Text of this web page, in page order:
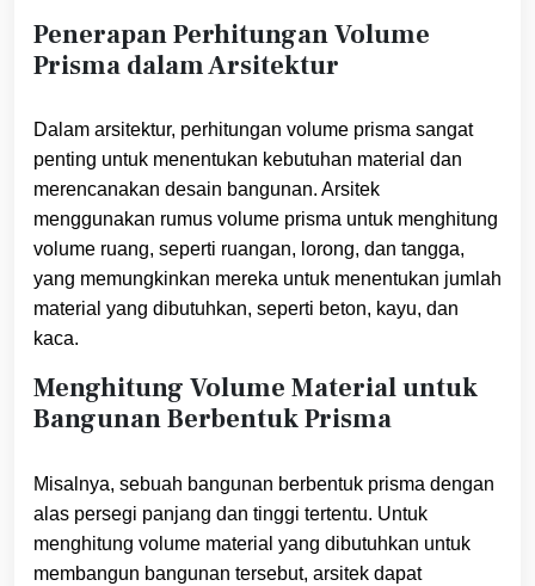
Penerapan Perhitungan Volume
Prisma dalam Arsitektur
Dalam arsitektur, perhitungan volume prisma sangat
penting untuk menentukan kebutuhan material dan
merencanakan desain bangunan. Arsitek
menggunakan rumus volume prisma untuk menghitung
volume ruang, seperti ruangan, lorong, dan tangga,
yang memungkinkan mereka untuk menentukan jumlah
material yang dibutuhkan, seperti beton, kayu, dan
kaca.
Menghitung Volume Material untuk
Bangunan Berbentuk Prisma
Misalnya, sebuah bangunan berbentuk prisma dengan
alas persegi panjang dan tinggi tertentu. Untuk
menghitung volume material yang dibutuhkan untuk
membangun bangunan tersebut, arsitek dapat